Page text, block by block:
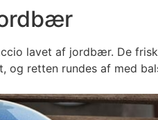
lavet af jordbær. De
og retten rundes af med